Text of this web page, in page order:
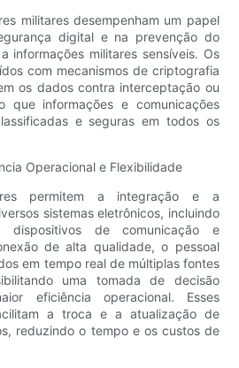
militares desempenham um papel
digital e na prevenção do
informações militares sensíveis. Os
com mecanismos de criptografia
os dados contra interceptação ou
que informações e comunicações
e seguras em todos os
Operacional e Flexibilidade
permitem a integração e a
sistemas eletrônicos, incluindo
dispositivos de comunicação e
de alta qualidade, o pessoal
em tempo real de múltiplas fontes
uma tomada de decisão
eficiência operacional. Esses
a troca e a atualização de
reduzindo o tempo e os custos de